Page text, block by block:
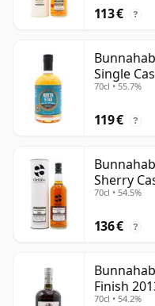
113 € ?
Single
70cl • 55.7%
119 € ?
Sherry
70cl • 54.5%
136 € ?
Finish
70cl • 54.2%